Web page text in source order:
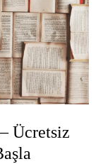
Ücretsiz